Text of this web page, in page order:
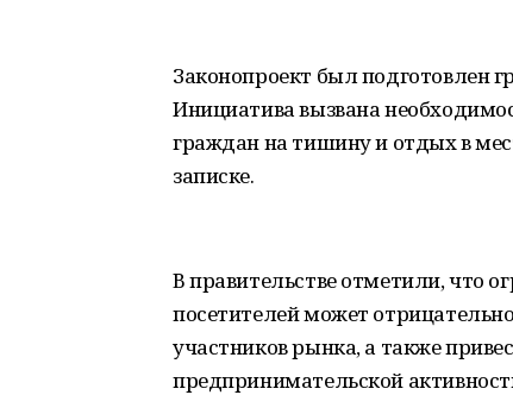
Законопроект был подготовлен
Инициатива вызвана
граждан на тишину и отдых в
записке.
В правительстве отметили, что
посетителей может
участников рынка, а также
предпринимательской